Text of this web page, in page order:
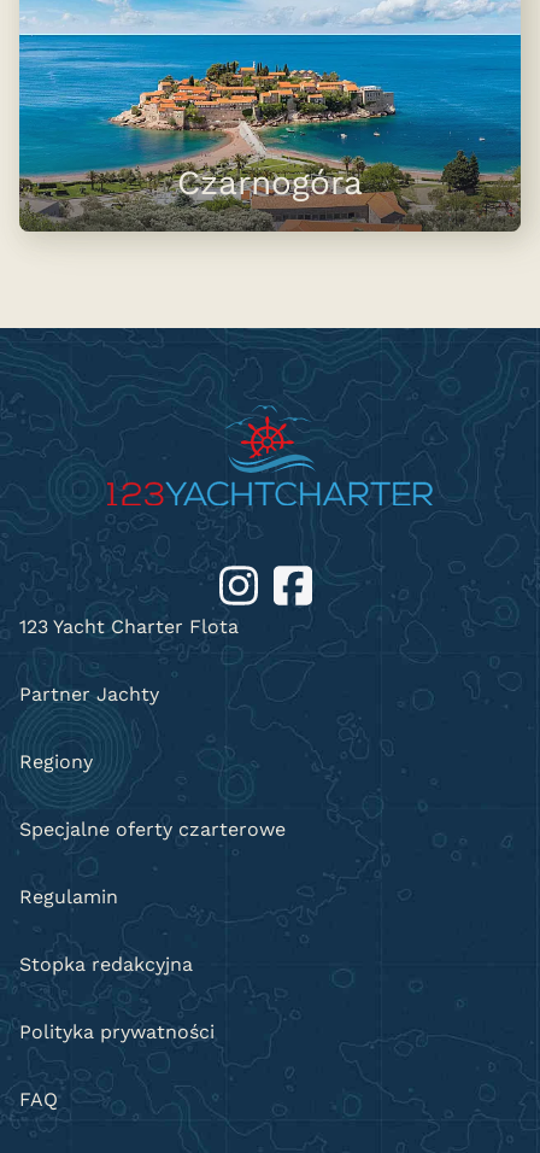
Czarnogóra
123 Yacht Charter Flota
Partner Jachty
Regiony
Specjalne oferty czarterowe
Regulamin
Stopka redakcyjna
Polityka prywatności
FAQ